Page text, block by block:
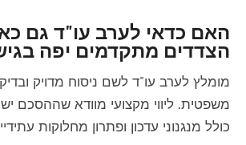
האם כדאי לערב עו"ד גם
הצדדים מתקדמים יפה
מומלץ לערב עו"ד לשם ניסוח מדויק
משפטית. ליווי מקצועי מוודא שההסכם
כולל מנגנוני עדכון ופתרון מחלוקות